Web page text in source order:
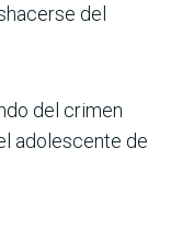
del
del crimen
adolescente de